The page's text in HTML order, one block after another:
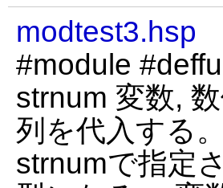
modtest3.hsp
#module
strnum 変数,
列を代入する
strnumで指定